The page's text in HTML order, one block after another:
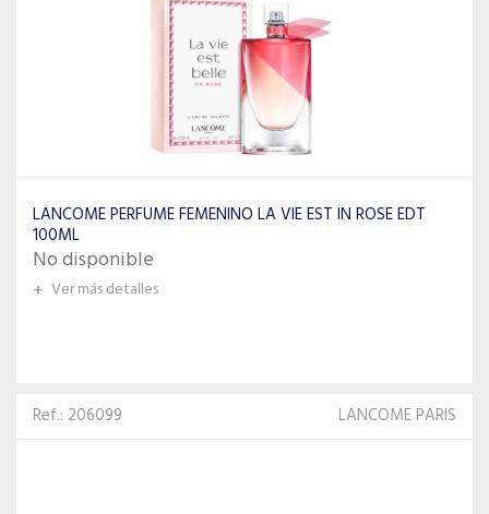
LANCOME PERFUME FEMENINO LA VIE EST IN ROSE EDT
100ML
No disponible
+ Ver más detalles
Ref.: 206099 LANCOME PARIS